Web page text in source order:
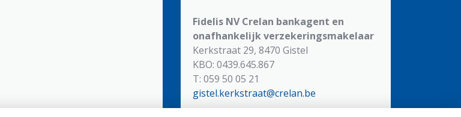
Fidelis NV Crelan bankagent en
onafhankelijk verzekeringsmakelaar
Kerkstraat 29, 8470 Gistel
KBO: 0439.645.867
T: 059 50 05 21
gistel.kerkstraat@crelan.be